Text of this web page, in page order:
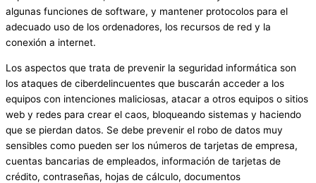
algunas funciones de software, y mantener protocolos para el
adecuado uso de los ordenadores, los recursos de red y la
conexión a internet.
Los aspectos que trata de prevenir la seguridad informática son
los ataques de ciberdelincuentes que buscarán acceder a los
equipos con intenciones maliciosas, atacar a otros equipos o sitios
web y redes para crear el caos, bloqueando sistemas y haciendo
que se pierdan datos. Se debe prevenir el robo de datos muy
sensibles como pueden ser los números de tarjetas de empresa,
cuentas bancarias de empleados, información de tarjetas de
crédito, contraseñas, hojas de cálculo, documentos